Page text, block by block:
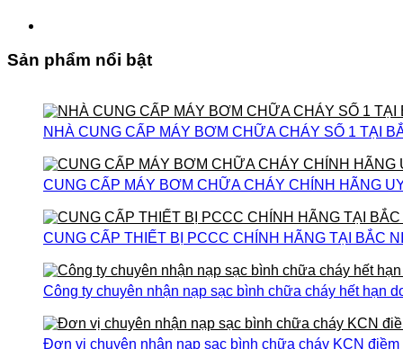
Sản phẩm nổi bật
NHÀ CUNG CẤP MÁY BƠM CHỮA CHÁY SỐ 1 TẠI
CUNG CẤP MÁY BƠM CHỮA CHÁY CHÍNH HÃNG
CUNG CẤP THIẾT BỊ PCCC CHÍNH HÃNG TẠI BẮC
Công ty chuyên nhận nạp sạc bình chữa cháy hết hạn
Đơn vị chuyên nhận nạp sạc bình chữa cháy KCN